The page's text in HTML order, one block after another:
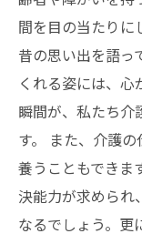
間を目の当たりに
昔の思い出を語っ
くれる姿には、心
瞬間が、私たち介
す。 また、介護
養うこともできま
決能力が求められ
なるでしょう。更